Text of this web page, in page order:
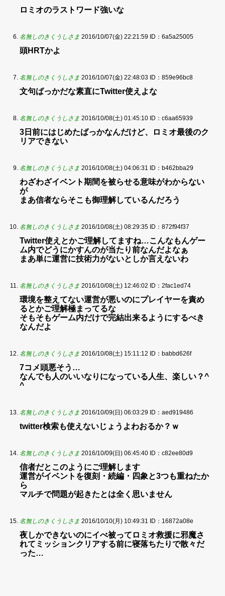
ロミオのラストワード強いな
名無しのきくうしさま 2016/10/07(金) 22:21:59 ID：6a5a25005
頭HRTかよ
名無しのきくうしさま 2016/10/07(金) 22:48:03 ID：859e96bc8
文句ばっかだな素直にTwitter使えよな
名無しのきくうしさま 2016/10/08(土) 01:45:10 ID：c6aa65939
3日前にはじめたばっかなんだけど、ロミオ最後のク
リアできない
名無しのきくうしさま 2016/10/08(土) 04:06:31 ID：b462bba29
わざわざイベント期間を被らせる意味がわからない
が
まあ信者ならそこも御理解しているんだろう
名無しのきくうしさま 2016/10/08(土) 08:29:35 ID：872f94f37
Twitter使えとかご理解してますね…こんなもんゲー
ム内でどうにかすんのが当たり前なんだよなぁ
まあ単に運営に技術力がないとしか言えないわ
名無しのきくうしさま 2016/10/08(土) 12:46:02 ID：2fac1ed74
環境を整えてない運営が悪いのにプレイヤーを責め
るとかご理解極まってるな
そもそもゲーム内だけで完結出来るようにするべき
なんだよ
名無しのきくうしさま 2016/10/08(土) 15:11:12 ID：babbd626f
7コメ頭悪そう…
なんでも人のいいなりになっている人生、楽しい？^
^
名無しのきくうしさま 2016/10/09(日) 06:03:29 ID：aed919486
twitter検索も使えないじょうよわおるか？ｗ
名無しのきくうしさま 2016/10/09(日) 06:45:40 ID：c82ee80d9
信者だとこのようにご理解します
運営がイベントを復刻・続編・四象と3つも重ねたか
ら
マルチで問題が起きたとは全く思いません
名無しのきくうしさま 2016/10/10(月) 10:49:31 ID：16872a08e
夜しかできないのにイべ被ってロミオ救援に邪魔さ
れてミッションクリアする前に寝落ちたりで散々だ
った…